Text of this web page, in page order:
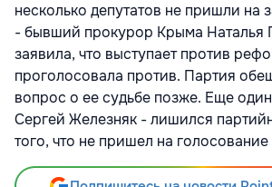
несколько депутатов не пришли на
- бывший прокурор Крыма Наталья
заявила, что выступает против
проголосовала против. Партия
вопрос о ее судьбе позже. Еще
Сергей Железняк - лишился
того, что не пришел на